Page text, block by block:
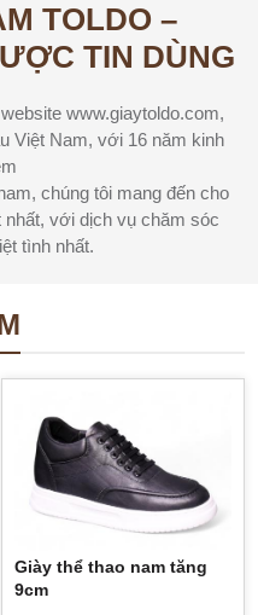
TOLDO –
TIN DÙNG
www.giaytoldo.com,
Việt Nam, với 16 năm kinh
chúng tôi mang đến cho
với dịch vụ chăm sóc
tình nhất.
Giày thể thao nam tăng
9cm